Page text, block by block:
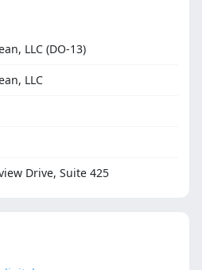
LLC (DO-13)
LLC
Drive, Suite 425